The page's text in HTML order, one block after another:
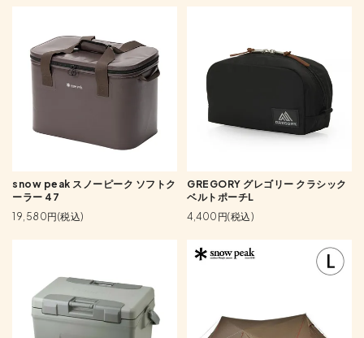
snow peak スノーピーク ソフトク
ーラー 47
19,580円(税込)
GREGORY グレゴリー クラシック
ベルトポーチL
4,400円(税込)